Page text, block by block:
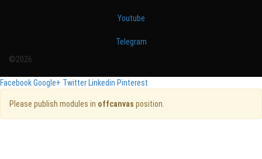
Youtube
Telegram
©2026
FacebookGoogle+ Twitter Linkedin Pinterest
Please publish modules in offcanvas position.